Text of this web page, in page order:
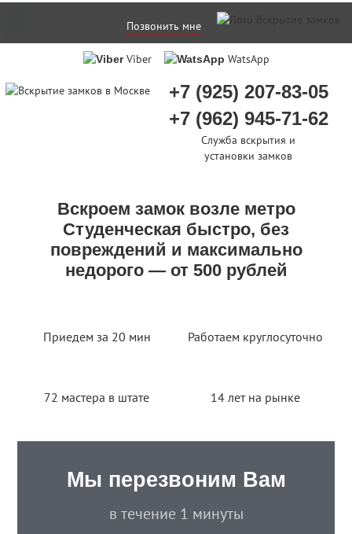
Позвонить мне
Viber WatsApp
+7 (925) 207-83-05
+7 (962) 945-71-62
Служба вскрытия и
установки замков
Вскроем замок возле метро
Студенческая быстро, без
повреждений и максимально
недорого — от 500 рублей
Приедем за 20 мин Работаем круглосуточно
72 мастера в штате 14 лет на рынке
Мы перезвоним Вам
в течение 1 минуты